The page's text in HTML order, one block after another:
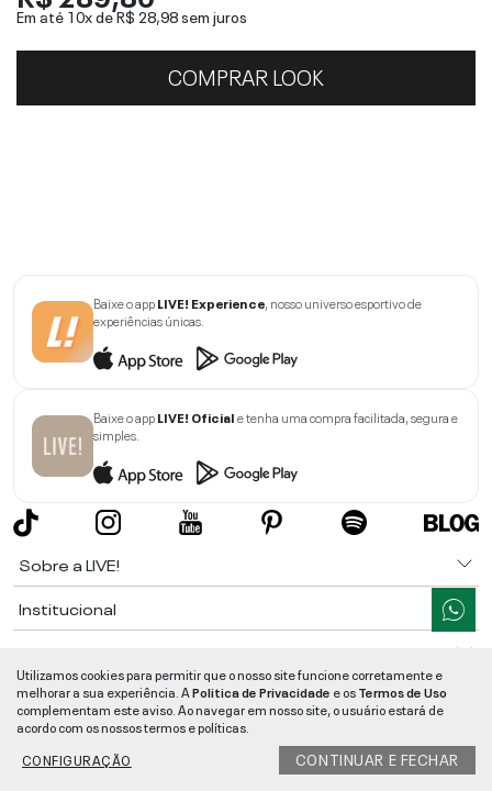
Em até 10x deR$ 28,98sem juros
COMPRAR LOOK
Baixe o appLIVE! Experience , nosso universo esportivo de
experiências únicas.
Baixe o appLIVE! Oficiale tenha uma compra facilitada, segura e
simples.
Sobre a LIVE!
Institucional
Ajuda
Segurança e Qualidade
LIVE!©2026- TODOS OS DIREITOS RESERVADOS -RUA MANOEL FRANCISCO
Utilizamos cookies para permitir que o nosso site funcione corretamente e
melhorar a sua experiência. APolitica de Privacidade e osTermos de Uso
complementam este aviso. Ao navegar em nosso site, o usuário estará de
acordo com os nossos termos e políticas.
CONFIGURAÇÃO
CONTINUAR E FECHAR